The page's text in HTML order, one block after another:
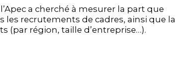
a cherché à mesurer la part que
les recrutements de cadres, ainsi que la
(par région, taille d’entreprise…).